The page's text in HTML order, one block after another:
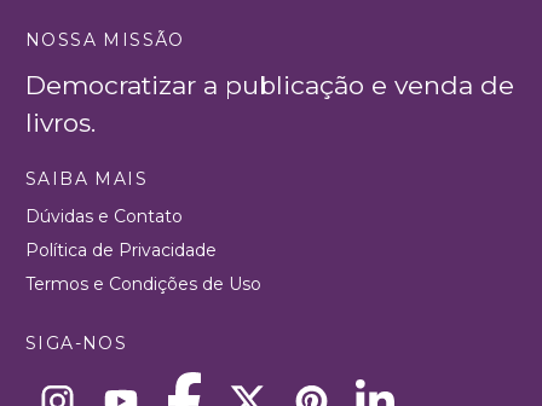
NOSSA MISSÃO
Democratizar a publicação e venda de
livros.
SAIBA MAIS
Dúvidas e Contato
Política de Privacidade
Termos e Condições de Uso
SIGA-NOS